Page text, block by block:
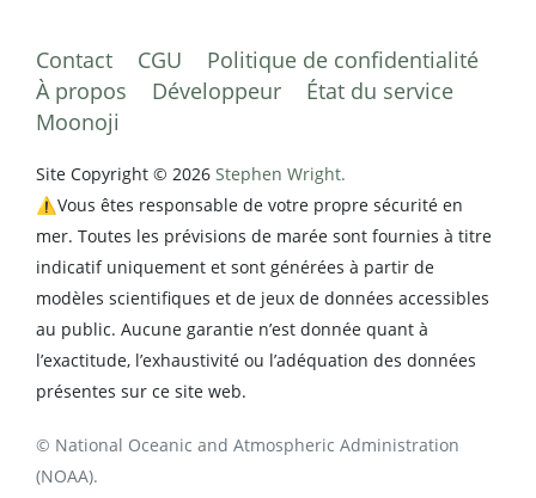
Contact CGU
Politique de confidentialité
À propos
Développeur
État du service
Moonoji
Site Copyright © 2026 Stephen Wright.
⚠️Vous êtes responsable de votre propre sécurité en
mer. Toutes les prévisions de marée sont fournies à titre
indicatif uniquement et sont générées à partir de
modèles scientifiques et de jeux de données accessibles
au public. Aucune garantie n’est donnée quant à
l’exactitude, l’exhaustivité ou l’adéquation des données
présentes sur ce site web.
© National Oceanic and Atmospheric Administration
(NOAA).